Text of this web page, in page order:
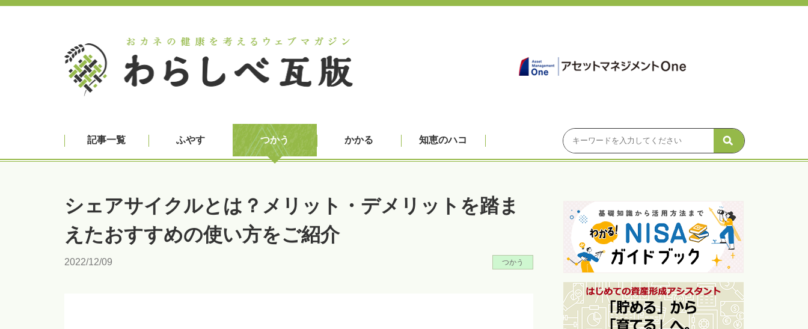
記事一覧 ふやす つかう かかる 知恵のハコ
シェアサイクルとは？メリット・デメリットを踏ま
えたおすすめの使い方をご紹介
2022/12/09 つかう